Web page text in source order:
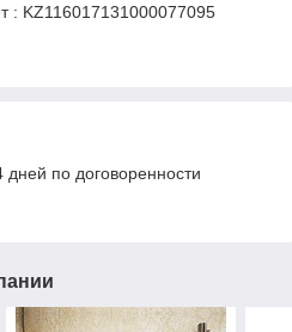
: KZ116017131000077095
дней по договоренности